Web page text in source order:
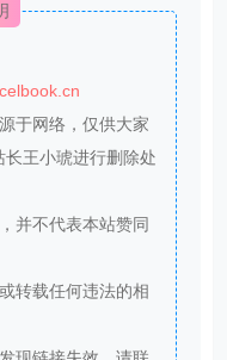
于网络，仅供大家
王小琥进行删除处
并不代表本站赞同
转载任何违法的相